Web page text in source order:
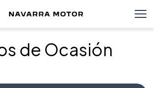
de Ocasión